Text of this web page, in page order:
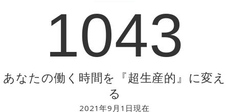
1043
あなたの働く時間を『超生産的』に変え
る
2021年9月1日現在